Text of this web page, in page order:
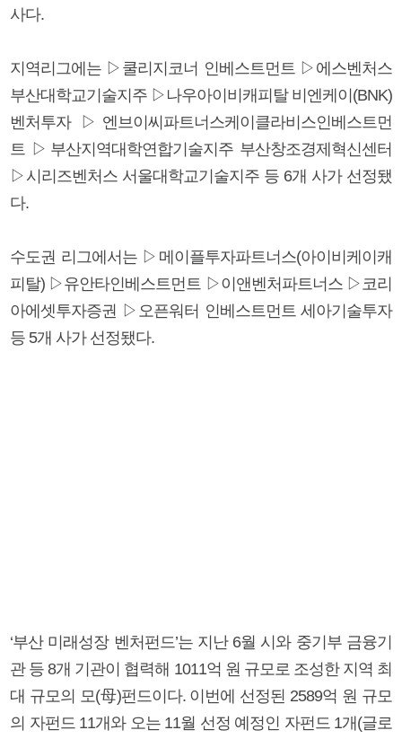
사다.
지역리그에는 ▷쿨리지코너 인베스트먼트 ▷에스벤처스
부산대학교기술지주 ▷나우아이비캐피탈 비엔케이(BNK)
벤처투자 ▷엔브이씨파트너스케이클라비스인베스트먼
트 ▷부산지역대학연합기술지주 부산창조경제혁신센터
▷시리즈벤처스 서울대학교기술지주 등 6개 사가 선정됐
다.
수도권 리그에서는 ▷메이플투자파트너스(아이비케이캐
피탈) ▷유안타인베스트먼트 ▷이앤벤처파트너스 ▷코리
아에셋투자증권 ▷오픈워터 인베스트먼트 세아기술투자
등 5개 사가 선정됐다.
‘부산 미래성장 벤처펀드’는 지난 6월 시와 중기부 금융기
관 등 8개 기관이 협력해 1011억 원 규모로 조성한 지역 최
대 규모의 모(母)펀드이다. 이번에 선정된 2589억 원 규모
의 자펀드 11개와 오는 11월 선정 예정인 자펀드 1개(글로